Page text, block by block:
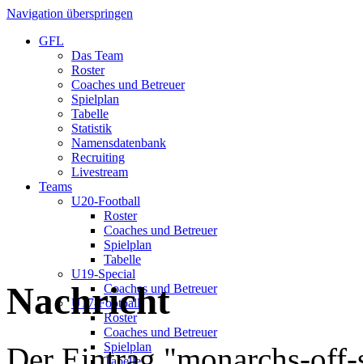
Navigation überspringen
GFL
Das Team
Roster
Coaches und Betreuer
Spielplan
Tabelle
Statistik
Namensdatenbank
Recruiting
Livestream
Teams
U20-Football
Roster
Coaches und Betreuer
Spielplan
Tabelle
U19-Special
Coaches und Betreuer
U17-Football
Roster
Coaches und Betreuer
Spielplan
Tabelle
Nachricht